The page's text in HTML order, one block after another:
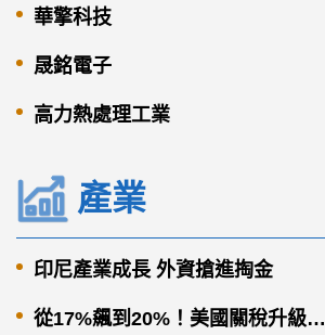
華擎科技
晟銘電子
高力熱處理工業
產業
印尼產業成長 外資搶進掏金
從17%飆到20%！美國關稅升級衝